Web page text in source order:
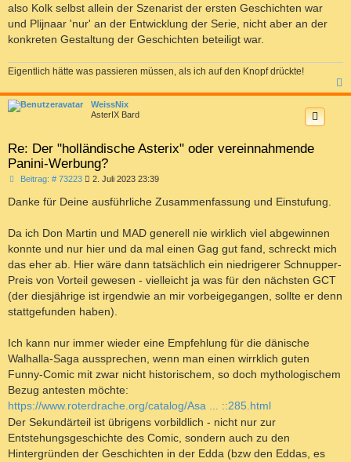
also Kolk selbst allein der Szenarist der ersten Geschichten war
und Plijnaar 'nur' an der Entwicklung der Serie, nicht aber an der
konkreten Gestaltung der Geschichten beteiligt war.
Eigentlich hätte was passieren müssen, als ich auf den Knopf drückte!
a
WeissNix
AsterIX Bard
Re: Der "holländische Asterix" oder vereinnahmende
Panini-Werbung?
Beitrag: # 73223B
i
a
g
2. Juli 2023 23:39
Danke für Deine ausführliche Zusammenfassung und Einstufung.
Da ich Don Martin und MAD generell nie wirklich viel abgewinnen
konnte und nur hier und da mal einen Gag gut fand, schreckt mich
das eher ab. Hier wäre dann tatsächlich ein niedrigerer Schnupper-
Preis von Vorteil gewesen - vielleicht ja was für den nächsten GCT
(der diesjährige ist irgendwie an mir vorbeigegangen, sollte er denn
stattgefunden haben).
Ich kann nur immer wieder eine Empfehlung für die dänische
Walhalla-Saga aussprechen, wenn man einen wirrklich guten
Funny-Comic mit zwar nicht historischem, so doch mythologischem
Bezug antesten möchte:
https://www.roterdrache.org/catalog/Asa ... ::285.html
Der Sekundärteil ist übrigens vorbildlich - nicht nur zur
Entstehungsgeschichte des Comic, sondern auch zu den
Hintergründen der Geschichten in der Edda (bzw den Eddas, es